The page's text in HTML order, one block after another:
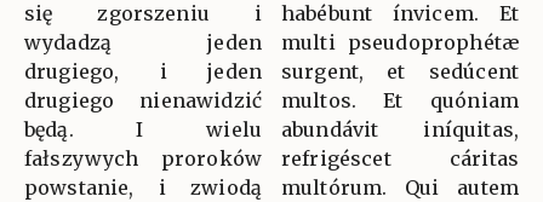
się zgorszeniu i
wydadzą jeden
drugiego, i jeden
drugiego nienawidzić
będą. I wielu
fałszywych proroków
powstanie, i zwiodą
habébunt ínvicem. Et
multi pseudoprophétæ
surgent, et sedúcent
multos. Et quóniam
abundávit iníquitas,
refrigéscet cáritas
multórum. Qui autem